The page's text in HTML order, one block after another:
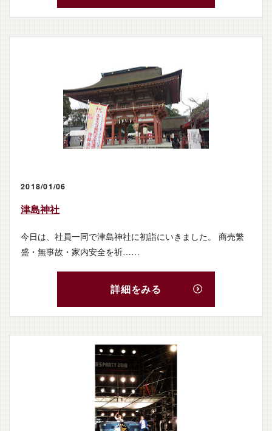
2018/01/06
津島神社
今日は、社員一同で津島神社に初詣にいきました。 商売繁
盛・無事故・家内安全を祈……
詳細をみる